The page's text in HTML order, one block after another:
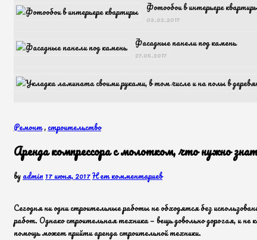
Фотообои в интерьере
03.02.2017
Фасадные панели под камень
27.05.2017
Ремонт,строительство
Аренда компрессора с молотком, что нужно
byadmin17 июня, 2017Нет комментариев
Сегодня ни одни строительные работы не обходятся без
работ. Однако строительная техника — вещь довольно дорогая, и
помощь может прийти аренда строительной техники.